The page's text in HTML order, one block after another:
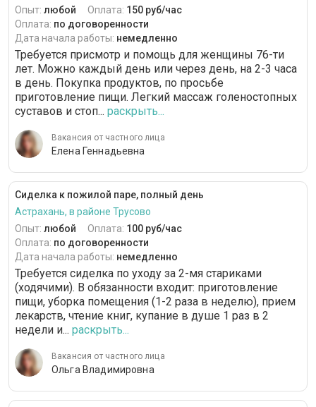
Опыт: любой Оплата: 150 руб/час
Оплата: по договоренности
Дата начала работы: немедленно
Требуется присмотр и помощь для женщины 76-ти
лет. Можно каждый день или через день, на 2-3 часа
в день. Покупка продуктов, по просьбе
приготовление пищи. Легкий массаж голеностопных
суставов и стоп... раскрыть...
Вакансия от частного лица
Елена Геннадьевна
Сиделка к пожилой паре, полный день
Астрахань, в районе Трусово
Опыт: любой Оплата: 100 руб/час
Оплата: по договоренности
Дата начала работы: немедленно
Требуется сиделка по уходу за 2-мя стариками
(ходячими). В обязанности входит: приготовление
пищи, уборка помещения (1-2 раза в неделю), прием
лекарств, чтение книг, купание в душе 1 раз в 2
недели и... раскрыть...
Вакансия от частного лица
Ольга Владимировна